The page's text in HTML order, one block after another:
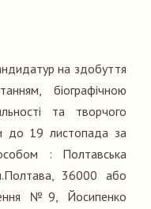
на здобуття
біографічною
та творчого
до 19 листопада за
: Полтавська
36000 або
№9, Йосипенко